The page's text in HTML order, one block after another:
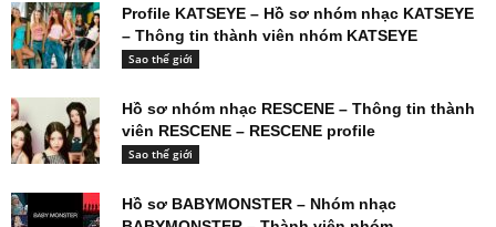
Profile KATSEYE – Hồ sơ nhóm nhạc KATSEYE
– Thông tin thành viên nhóm KATSEYE
Sao thế giới
Hồ sơ nhóm nhạc RESCENE – Thông tin thành
viên RESCENE – RESCENE profile
Sao thế giới
Hồ sơ BABYMONSTER – Nhóm nhạc